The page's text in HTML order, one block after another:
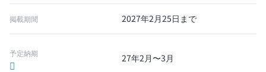
掲載期間 2027年2月25日まで
予定納期 27年2月〜3月